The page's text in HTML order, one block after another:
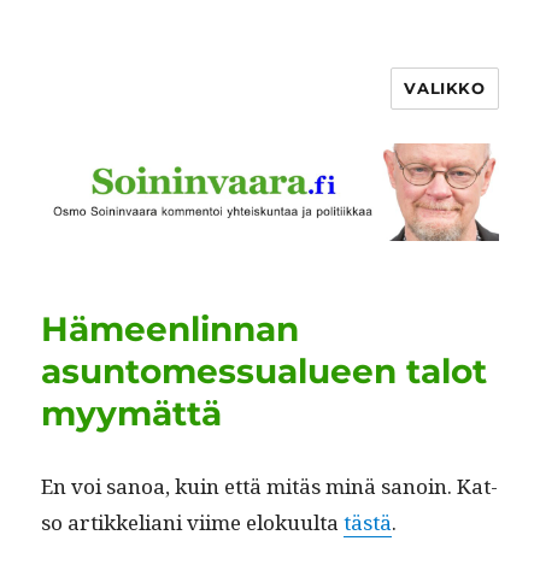
VALIKKO
Hämeenlinnan
asuntomessualueen talot
myymättä
En voi sanoa, kuin että mitäs minä sanoin. Kat­
so artikke­liani viime eloku­ul­tatästä.